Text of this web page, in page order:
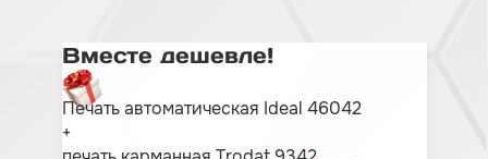
Вместе дешевле!
Печать автоматическая Ideal 46042
+